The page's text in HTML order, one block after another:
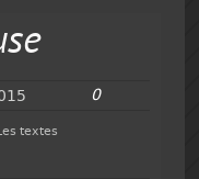
0
textes